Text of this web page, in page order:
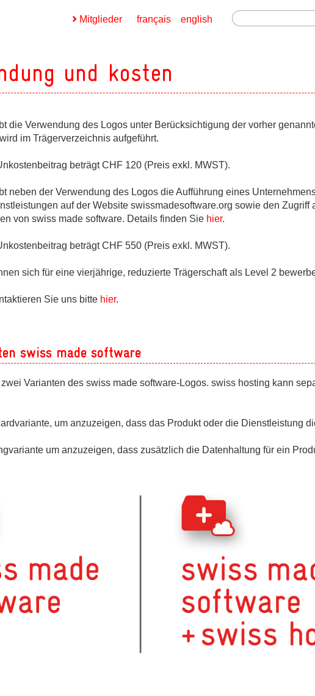
english
français
Mitglieder
und kosten
die Verwendung des Logos unter Berücksichtigung der vorher
im Trägerverzeichnis aufgeführt.
beträgt CHF 120 (Preis exkl. MWST).
neben der Verwendung des Logos die Aufführung eines
auf der Website swissmadesoftware.org sowie den Zugriff
von swiss made software. Details finden Sie hier.
beträgt CHF 550 (Preis exkl. MWST).
sich für eine vierjährige, reduzierte Trägerschaft als Level 2
Sie uns bitte hier.
swiss made software
Varianten des swiss made software-Logos. swiss hosting kann
um anzuzeigen, dass das Produkt oder die Dienstleistung
um anzuzeigen, dass zusätzlich die Datenhaltung für ein